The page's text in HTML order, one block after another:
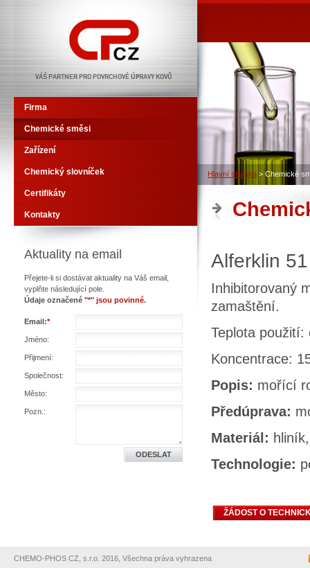
Hlavní stránka > Chemické
Alferklin 51
Inhibitorovaný
zamaštění.
Teplota použití:
Koncentrace:
Popis: mořící
Předúprava:
Materiál:
Technologie:
Firma
Chemické směsi
Zařízení
Chemický slovníček
Certifikáty
Kontakty
Aktuality na email
Přejete-li si dostávat aktuality na Váš email,
vyplňte následující pole.
Údaje označené "*" jsou povinné.
Email:*
Jméno:
Přijmení:
Společnost:
Město:
Pozn.:
CHEMO-PHOS CZ, s.r.o. 2016, Všechna práva vyhrazena